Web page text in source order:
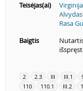
Teisėjas(ai)
Rasa
Baigtis
2 2.3 III III.1
110
110.1 III.2